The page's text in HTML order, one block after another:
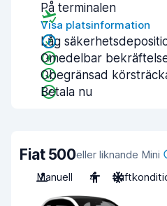
På terminalen
Visa platsinformation
Låg
Omedelbar
Obegränsad
Betala nu
Fiat 500eller liknande Mini
Manuell
4